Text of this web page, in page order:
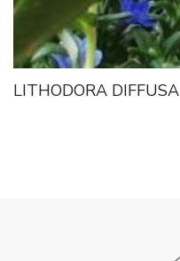
LITHODORA DIFFUSA